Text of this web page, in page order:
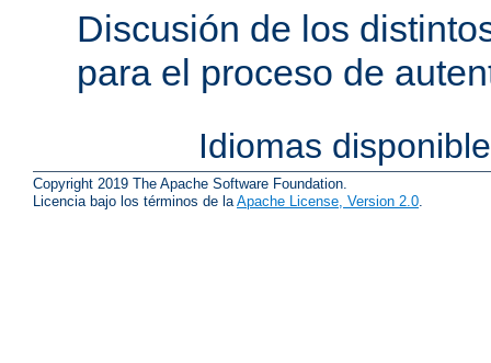
Discusión de los
para el proceso de
Idiomas
Copyright 2019 The Apache Software Foundation.
Licencia bajo los términos de la Apache License, Version 2.0